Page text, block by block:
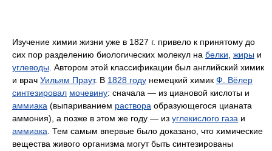
Изучение химии жизни уже в 1827 г. привело к принятому до
сих пор разделению биологических молекул на белки жиры и
углеводы . Автором этой классификации был английский химик
и врач Уильям Праут. В 1828 году немецкий химик Ф. Вёлер
синтезировал мочевину: сначала — из циановой кислоты и
аммиака (выпариванием раствора образующегося цианата
аммония), а позже в этом же году — из углекислого газа и
аммиака . Тем самым впервые было доказано, что химические
вещества живого организма могут быть синтезированы